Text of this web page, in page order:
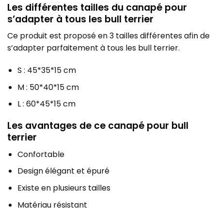
Les différentes tailles du canapé pour
s’adapter à tous les bull terrier
Ce produit est proposé en 3 tailles différentes afin de
s’adapter parfaitement à tous les bull terrier.
S : 45*35*15 cm
M : 50*40*15 cm
L : 60*45*15 cm
Les avantages de ce canapé pour bull
terrier
Confortable
Design élégant et épuré
Existe en plusieurs tailles
Matériau résistant